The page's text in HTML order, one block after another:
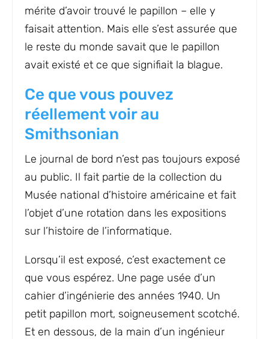
mérite d’avoir trouvé le papillon – elle y
faisait attention. Mais elle s’est assurée que
le reste du monde savait que le papillon
avait existé et ce que signifiait la blague.
Ce que vous pouvez
réellement voir au
Smithsonian
Le journal de bord n’est pas toujours exposé
au public. Il fait partie de la collection du
Musée national d’histoire américaine et fait
l’objet d’une rotation dans les expositions
sur l’histoire de l’informatique.
Lorsqu’il est exposé, c’est exactement ce
que vous espérez. Une page usée d’un
cahier d’ingénierie des années 1940. Un
petit papillon mort, soigneusement scotché.
Et en dessous, de la main d’un ingénieur